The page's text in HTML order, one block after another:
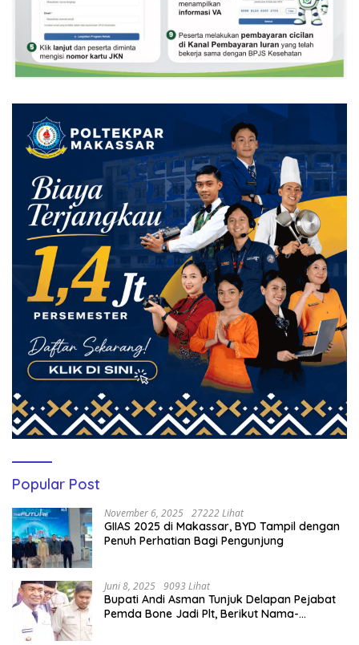
Popular Post
November 6, 2025 27222 Lihat
GIIAS 2025 di Makassar, BYD Tampil dengan
Penuh Perhatian Bagi Pengunjung
Juni 8, 2025 9093 Lihat
Bupati Andi Asman Tunjuk Delapan Pejabat
Pemda Bone Jadi Plt, Berikut Nama-